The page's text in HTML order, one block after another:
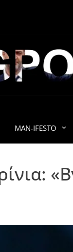
MAN-IFESTO